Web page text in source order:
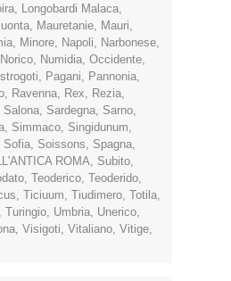
Longobardi Malaca
Mauretanie Mauri
Minore Napoli Narbonese
Norico Numidia Occidente
Pagani Pannonia
Ravenna Rex Rezia
Salona Sardegna Sarno
Simmaco Singidunum
Sofia Soissons Spagna
ROMA Subito
Teoderico Teoderido
Ticiuum Tiudimero Totila
Turingio Umbria Unerico
Visigoti Vitaliano Vitige